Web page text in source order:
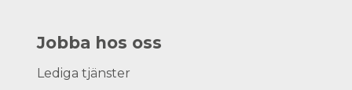
Jobba hos oss
Lediga tjänster